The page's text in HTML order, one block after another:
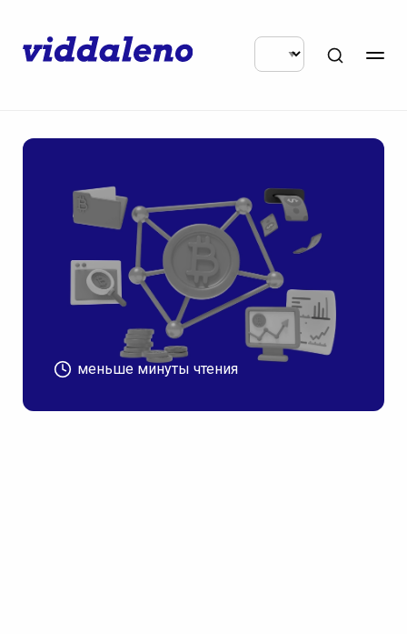
меньше минуты чтения